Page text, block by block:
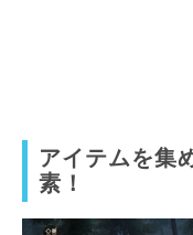
アイテムを集
素！